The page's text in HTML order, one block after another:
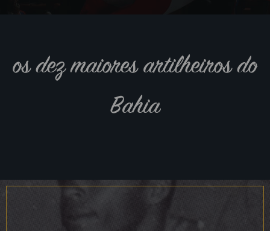
os dez maiores artilheiros do
Bahia